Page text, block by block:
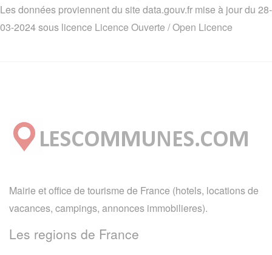
Les données proviennent du site data.gouv.fr mise à jour du 28-
03-2024 sous licence Licence Ouverte / Open Licence
Mairie et office de tourisme de France (hotels, locations de
vacances, campings, annonces immobilieres).
Les regions de France